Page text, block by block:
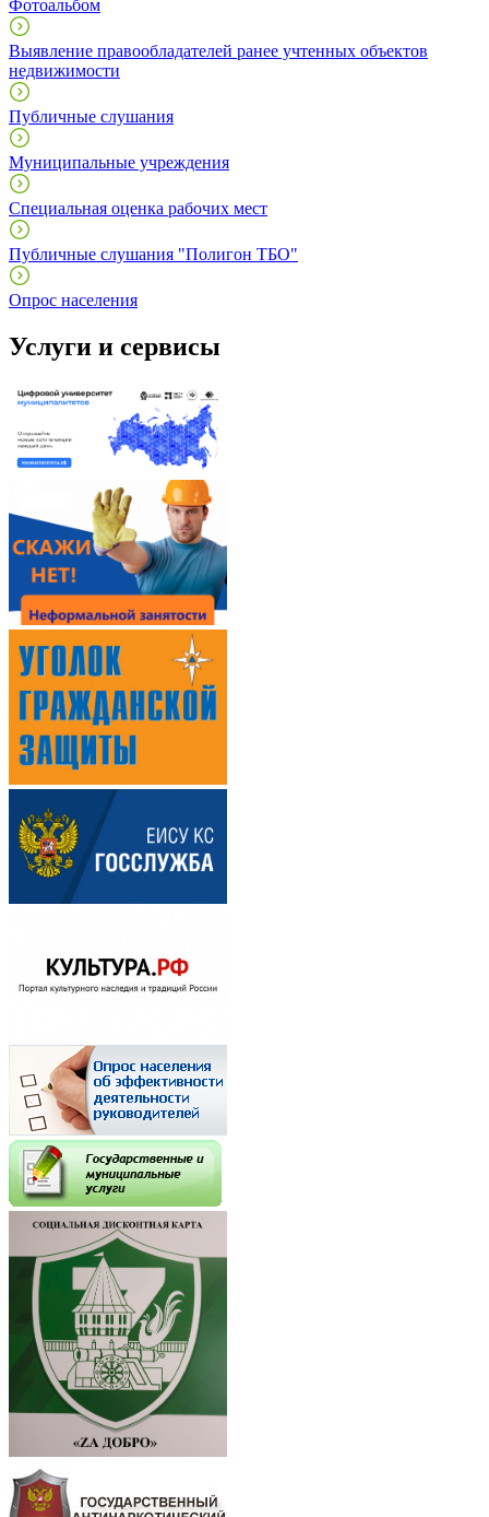
Фотоальбом
Выявление правообладателей ранее учтенных объектов
недвижимости
Публичные слушания
Муниципальные учреждения
Специальная оценка рабочих мест
Публичные слушания "Полигон ТБО"
Опрос населения
Услуги и сервисы